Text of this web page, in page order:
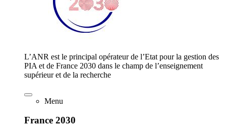
L’ANR est le principal opérateur de l’Etat pour la gestion des
PIA et de France 2030 dans le champ de l’enseignement
supérieur et de la recherche
Menu
France 2030